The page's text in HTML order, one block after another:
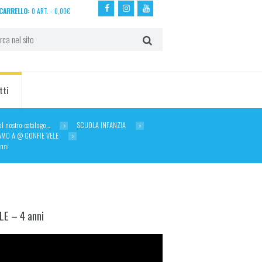
CARRELLO: 0 ART. - 0,00€
nostro catalogo…
SCUOLA INFANZIA
A @ GONFIE VELE
– 4 anni